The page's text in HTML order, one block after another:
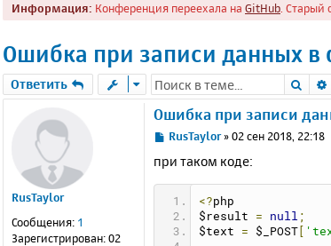
к
Информация: Конференция переехала на GitHub .
Ошибка при записи данных в
Ответить
RusTaylor
Сообщения: 1
Зарегистрирован:02
Ошибка при записи
С
о
б
щ
RusTaylor»02 сен 2018, 22:18
при таком коде:
<?php
$result = null ;
$text = $_POST